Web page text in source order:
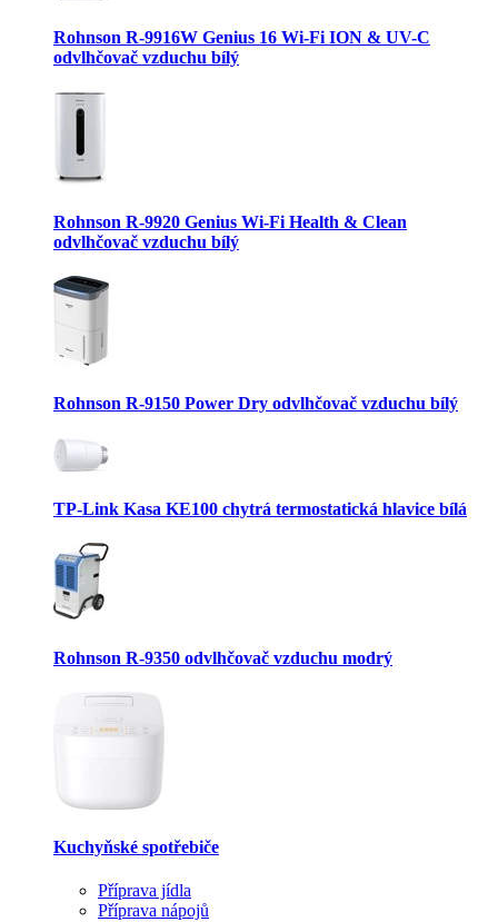
Rohnson R-9916W Genius 16 Wi-Fi ION & UV-C
odvlhčovač vzduchu bílý
Rohnson R-9920 Genius Wi-Fi Health & Clean
odvlhčovač vzduchu bílý
Rohnson R-9150 Power Dry odvlhčovač vzduchu bílý
TP-Link Kasa KE100 chytrá termostatická hlavice bílá
Rohnson R-9350 odvlhčovač vzduchu modrý
Kuchyňské spotřebiče
Příprava jídla
Příprava nápojů